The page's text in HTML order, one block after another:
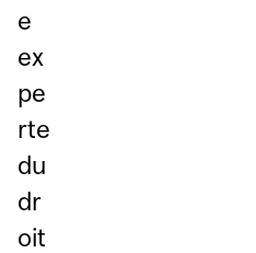
e
ex
pe
rte
du
dr
oit